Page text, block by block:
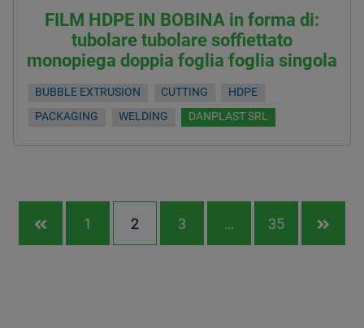
FILM HDPE IN BOBINA in forma di:
tubolare tubolare soffiettato
monopiega doppia foglia foglia singola
BUBBLE EXTRUSION CUTTING
HDPE
PACKAGING
WELDING DANPLAST SRL
 1 2 3 … 35 